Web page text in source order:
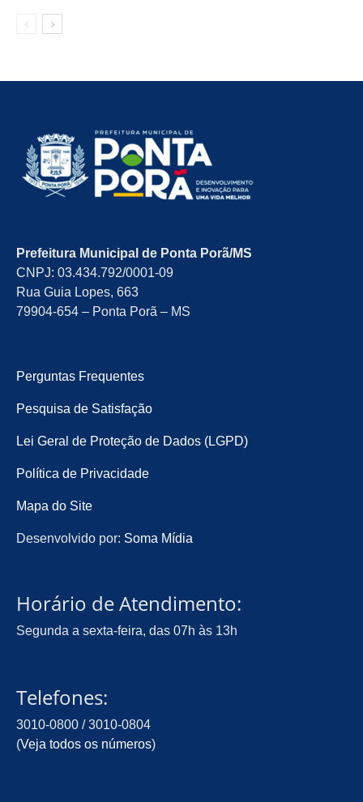
Prefeitura Municipal de Ponta Porã/MS
CNPJ: 03.434.792/0001-09
Rua Guia Lopes, 663
79904-654 – Ponta Porã – MS
Perguntas Frequentes
Pesquisa de Satisfação
Lei Geral de Proteção de Dados (LGPD)
Política de Privacidade
Mapa do Site
Desenvolvido por: Soma Mídia
Horário de Atendimento:
Segunda a sexta-feira, das 07h às 13h
Telefones:
3010-0800 / 3010-0804
(Veja todos os números)